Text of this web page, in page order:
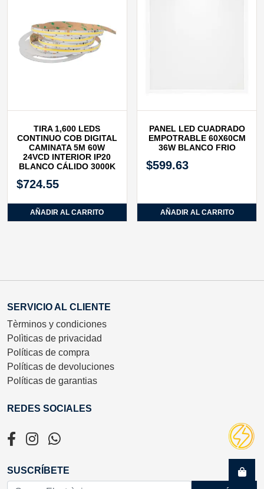
TIRA 1,600 LEDS
CONTINUO COB DIGITAL
CAMINATA 5M 60W
24VCD INTERIOR IP20
BLANCO CÁLIDO 3000K
$724.55
AÑADIR AL CARRITO
PANEL LED CUADRADO
EMPOTRABLE 60X60CM
36W BLANCO FRIO
$599.63
AÑADIR AL CARRITO
SERVICIO AL CLIENTE
Tèrminos y condiciones
Polìticas de privacidad
Políticas de compra
Políticas de devoluciones
Políticas de garantias
REDES SOCIALES
SUSCRÍBETE